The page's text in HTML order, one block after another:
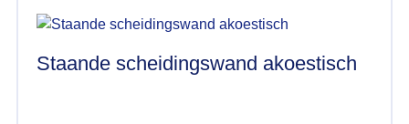
Staande scheidingswand akoestisch